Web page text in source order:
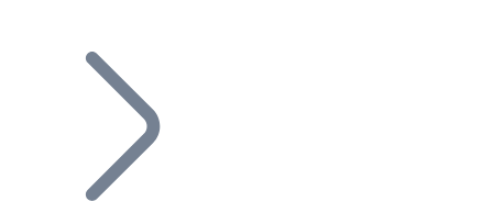
Añade tu proyecto a nuestro ecosistema.